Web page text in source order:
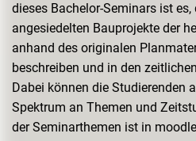
dieses Bachelor-Seminars ist
angesiedelten Bauprojekte der
anhand des originalen
beschreiben und in den
Dabei können die Studierenden
Spektrum an Themen und
der Seminarthemen ist in